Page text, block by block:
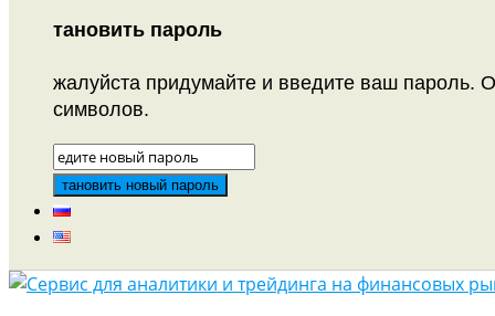
тановить пароль
жалуйста придумайте и введите ваш пароль.
символов.